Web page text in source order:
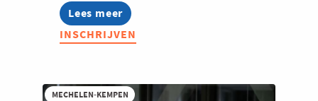
Lees meer
about
Voka
Tech
INSCHRIJVEN
MECHELEN-KEMPEN